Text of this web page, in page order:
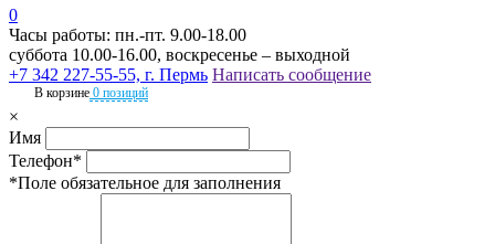
0
Часы работы: пн.-пт. 9.00-18.00
суббота 10.00-16.00, воскресенье – выходной
+7 342 227-55-55, г. Пермь Написать сообщение
В корзине 0 позиций
×
Имя
Телефон*
*Поле обязательное для заполнения